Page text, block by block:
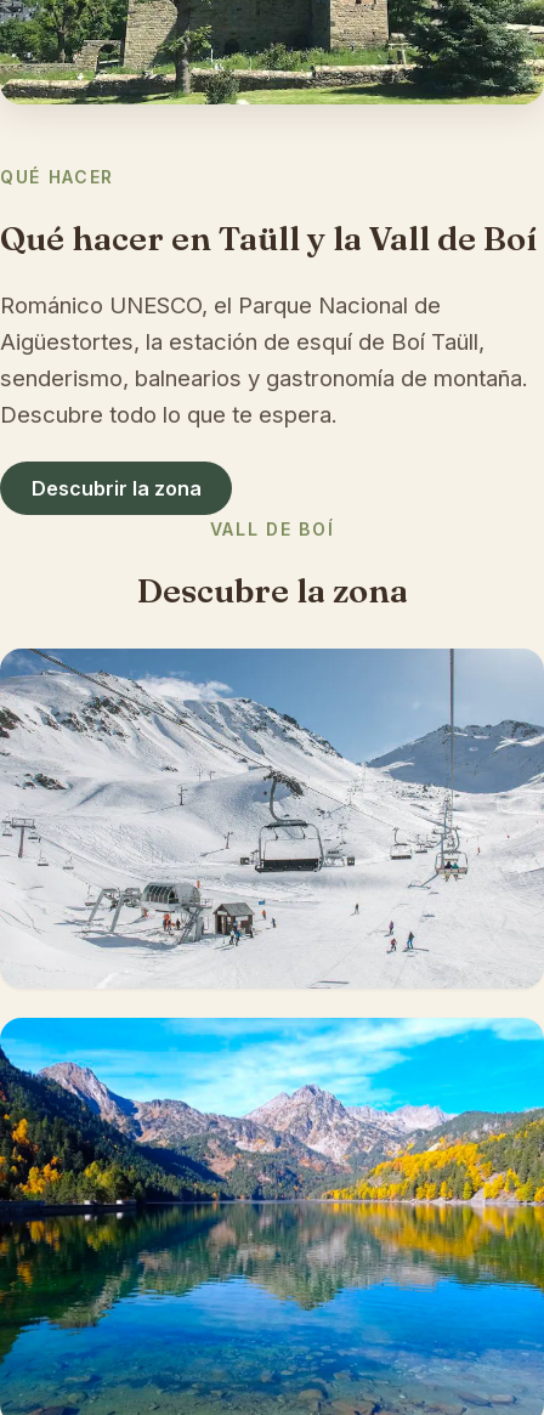
QUÉ HACER
Qué hacer en Taüll y la Vall de Boí
Románico UNESCO, el Parque Nacional de
Aigüestortes, la estación de esquí de Boí Taüll,
senderismo, balnearios y gastronomía de montaña.
Descubre todo lo que te espera.
Descubrir la zona
VALL DE BOÍ
Descubre la zona
Alojamiento en Boí Taüll→